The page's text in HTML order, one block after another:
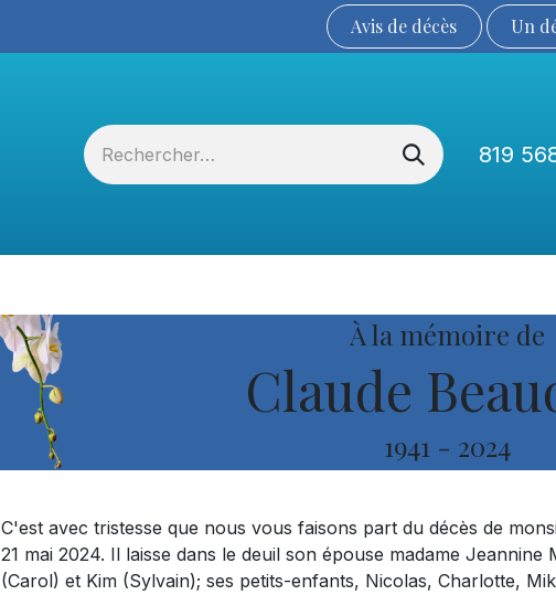
Avis de décès Un
819
À la mémoire de
Claude
1941 - 2024
C'est avec tristesse que nous vous faisons part du décès de
21 mai 2024. Il laisse dans le deuil son épouse madame
(Carol) et Kim (Sylvain); ses petits-enfants, Nicolas, Charlotte,